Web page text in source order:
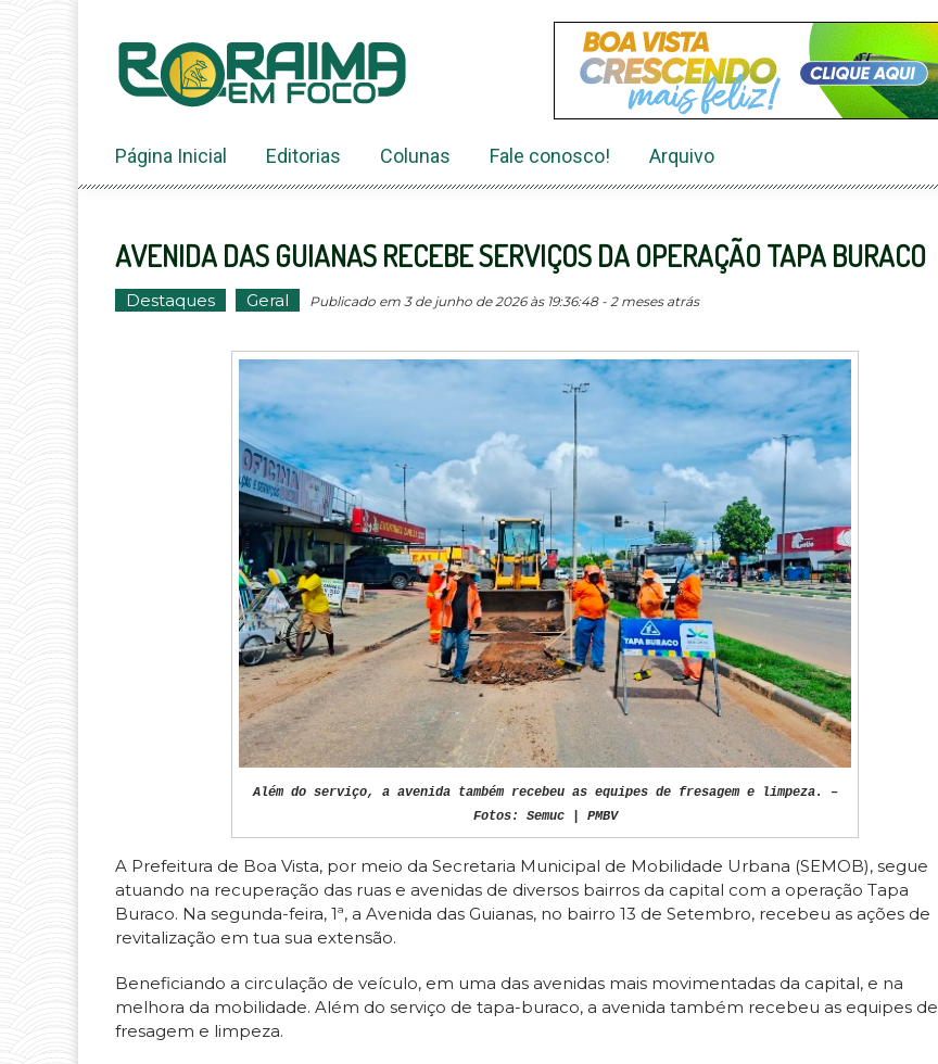
conteúdo
Página Inicial Editorias Colunas Fale conosco! Arquivo
AVENIDA DAS GUIANAS RECEBE SERVIÇOS DA OPERAÇÃO TAPA BURACO
Destaques Geral Publicado em 3 de junho de 2026 às 19:36:48 - 2 meses atrás
Além do serviço, a avenida também recebeu as equipes de fresagem e limpeza. –
Fotos: Semuc | PMBV
A Prefeitura de Boa Vista, por meio da Secretaria Municipal de Mobilidade Urbana (SEMOB), segue
atuando na recuperação das ruas e avenidas de diversos bairros da capital com a operação Tapa
Buraco. Na segunda-feira, 1ª, a Avenida das Guianas, no bairro 13 de Setembro, recebeu as ações de
revitalização em tua sua extensão.
Beneficiando a circulação de veículo, em uma das avenidas mais movimentadas da capital, e na
melhora da mobilidade. Além do serviço de tapa-buraco, a avenida também recebeu as equipes de
fresagem e limpeza.